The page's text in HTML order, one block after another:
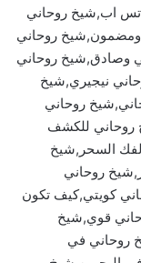
اب,شيخ روحاني
ومضمون,شيخ روحاني
وصادق,شيخ روحاني
نيجيري,شيخ
روحاني
روحاني للكشف
لفك السحر,شيخ
روحاني
كويتي,كيف تكون
قوي,شيخ
روحاني في